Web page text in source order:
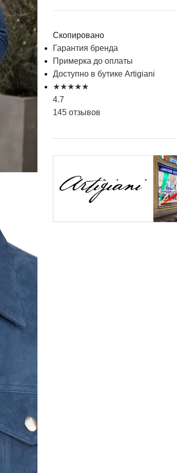
Скопировано
Гарантия бренда
Примерка до оплаты
Доступно в бутике Artigiani
★★★★★
4.7
145 отзывов